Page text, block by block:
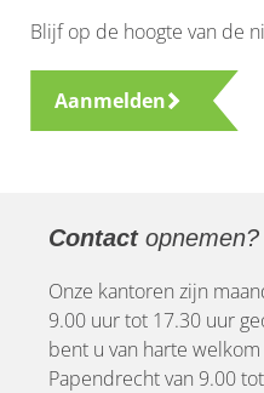
Blijf op de hoogte van de
Aanmelden
Contactopnemen?
Onze kantoren zijn
9.00 uur tot 17.30 uur
bent u van harte
Papendrecht van 9.00